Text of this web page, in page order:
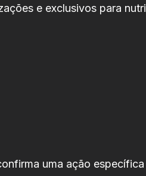
e exclusivos para
uma ação